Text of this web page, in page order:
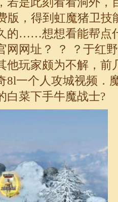
版，得到虹魔猪卫技
的……想想看能帮
网网址？ ？ ？于
他玩家颇为不解，前
8l一个人攻城视频．
白菜下手牛魔战士?